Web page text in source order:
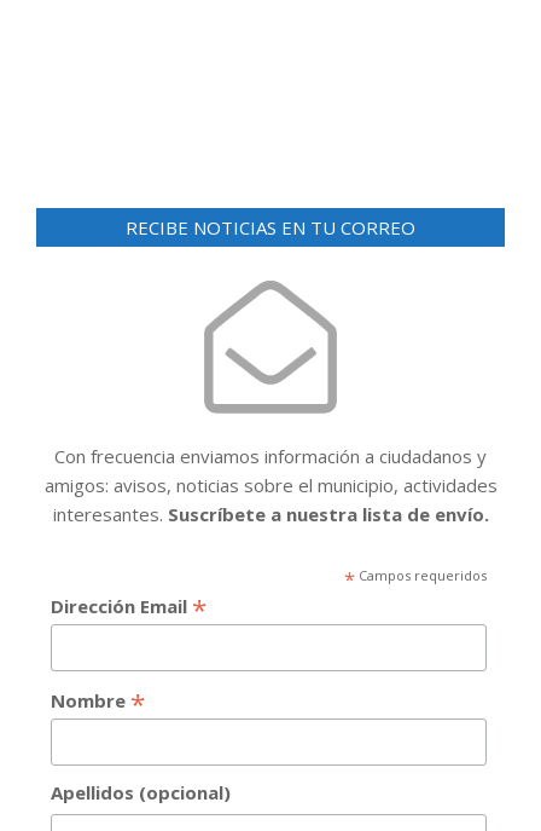
t
o
RECIBE NOTICIAS EN TU CORREO
Con frecuencia enviamos información a ciudadanos y
amigos: avisos, noticias sobre el municipio, actividades
interesantes. Suscríbete a nuestra lista de envío.
*Campos requeridos
Dirección Email *
Nombre *
Apellidos (opcional)